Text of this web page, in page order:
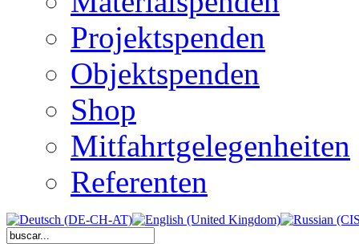
Projektspenden
Objektspenden
Shop
Mitfahrtgelegenheiten
Referenten